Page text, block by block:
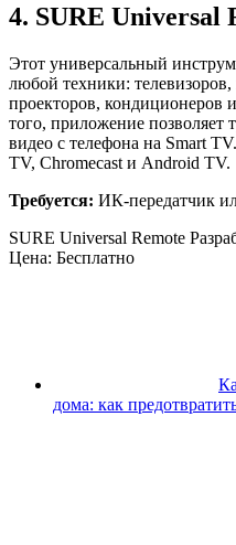
4. SURE Universal
Этот универсальный
любой техники:
проекторов,
того, приложение позволяет
видео с телефона на Smart
TV, Chromecast и Android TV.
Требуется: ИК-передатчик
SURE Universal Remote
Цена: Бесплатно
дома: как